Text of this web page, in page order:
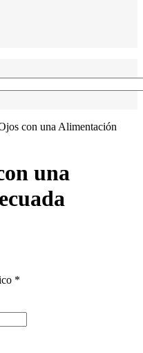
con una Alimentación
una
*